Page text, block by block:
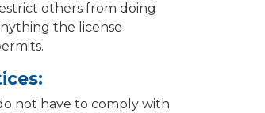
others from doing
the license
not have to comply with